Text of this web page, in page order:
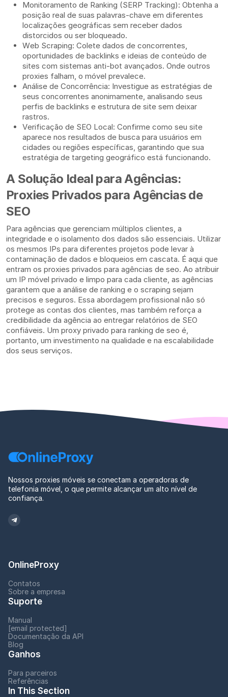
Monitoramento de Ranking (SERP Tracking): Obtenha a
posição real de suas palavras-chave em diferentes
localizações geográficas sem receber dados
distorcidos ou ser bloqueado.
Web Scraping: Colete dados de concorrentes,
oportunidades de backlinks e ideias de conteúdo de
sites com sistemas anti-bot avançados. Onde outros
proxies falham, o móvel prevalece.
Análise de Concorrência: Investigue as estratégias de
seus concorrentes anonimamente, analisando seus
perfis de backlinks e estrutura de site sem deixar
rastros.
Verificação de SEO Local: Confirme como seu site
aparece nos resultados de busca para usuários em
cidades ou regiões específicas, garantindo que sua
estratégia de targeting geográfico está funcionando.
A Solução Ideal para Agências:
Proxies Privados para Agências de
SEO
Para agências que gerenciam múltiplos clientes, a
integridade e o isolamento dos dados são essenciais. Utilizar
os mesmos IPs para diferentes projetos pode levar à
contaminação de dados e bloqueios em cascata. É aqui que
entram os proxies privados para agências de seo. Ao atribuir
um IP móvel privado e limpo para cada cliente, as agências
garantem que a análise de ranking e o scraping sejam
precisos e seguros. Essa abordagem profissional não só
protege as contas dos clientes, mas também reforça a
credibilidade da agência ao entregar relatórios de SEO
confiáveis. Um proxy privado para ranking de seo é,
portanto, um investimento na qualidade e na escalabilidade
dos seus serviços.
Nossos proxies móveis se conectam a operadoras de
telefonia móvel, o que permite alcançar um alto nível de
confiança.
OnlineProxy
Contatos
Sobre a empresa
Suporte
Manual
[email protected]
Documentação da API
Blog
Ganhos
Para parceiros
Referências
In This Section